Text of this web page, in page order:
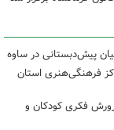
پیش‌دبستانی در ساوه
فرهنگی‌هنری استان
فکری کودکان و